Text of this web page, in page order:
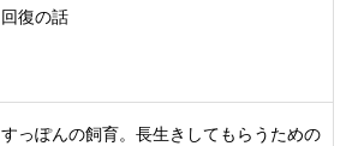
回復の話
すっぽんの飼育。長生きしてもらうための